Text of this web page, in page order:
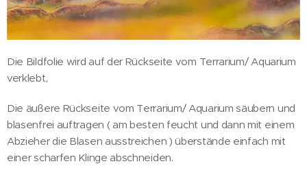
Die Bildfolie wird auf der Rückseite vom Terrarium/ Aquarium
verklebt,
Die äußere Rückseite vom Terrarium/ Aquarium säubern und
blasenfrei auftragen ( am besten feucht und dann mit einem
Abzieher die Blasen ausstreichen ) überstände einfach mit
einer scharfen Klinge abschneiden.